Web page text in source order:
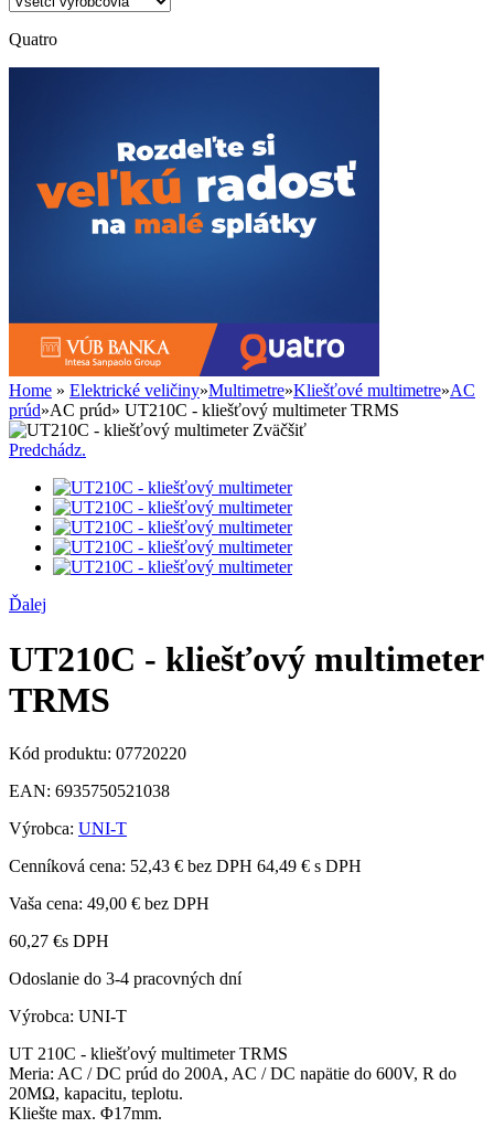
Quatro
Home » Elektrické veličiny»Multimetre»Kliešťové multimetre»AC
prúd»AC prúd» UT210C - kliešťový multimeter TRMS
Zväčšiť
Predchádz.
Ďalej
UT210C - kliešťový multimeter
TRMS
Kód produktu: 07720220
EAN: 6935750521038
Výrobca: UNI-T
Cenníková cena: 52,43 € bez DPH 64,49 € s DPH
Vaša cena: 49,00 € bez DPH
60,27 €s DPH
Odoslanie do 3-4 pracovných dní
Výrobca: UNI-T
UT 210C - kliešťový multimeter TRMS
Meria: AC / DC prúd do 200A, AC / DC napätie do 600V, R do
20MΩ, kapacitu, teplotu.
Kliešte max. Φ17mm.